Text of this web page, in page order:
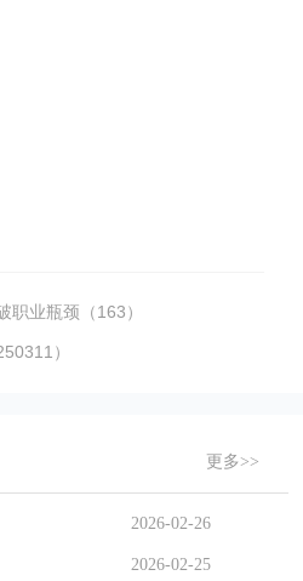
职业瓶颈（163）
）
更多>>
2026-02-26
2026-02-25